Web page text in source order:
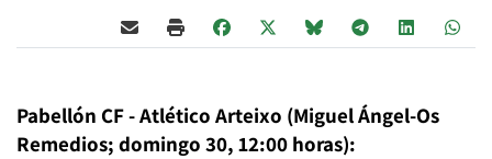
Pabellón CF - Atlético Arteixo (Miguel Ángel-Os
Remedios; domingo 30, 12:00 horas):